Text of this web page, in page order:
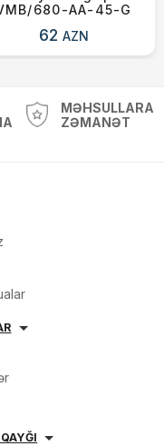
680-AA-45-G
62 AZN
MƏHSULLARA
ZƏMANƏT